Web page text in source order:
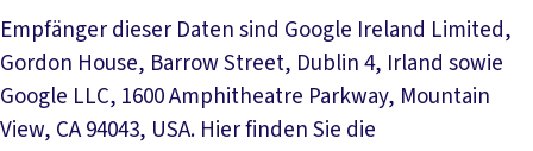
Empfänger dieser Daten sind Google Ireland Limited,
Gordon House, Barrow Street, Dublin 4, Irland sowie
Google LLC, 1600 Amphitheatre Parkway, Mountain
View, CA 94043, USA. Hier finden Sie die